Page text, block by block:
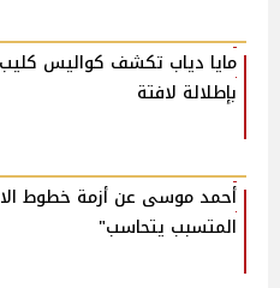
مايا دياب تكشف كواليس
بإطلالة لافتة
أحمد موسى عن أزمة خطوط
المتسبب يتحاسب"